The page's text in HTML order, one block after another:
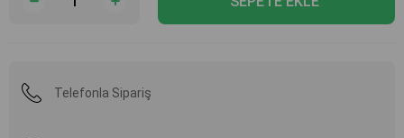
Telefonla Sipariş